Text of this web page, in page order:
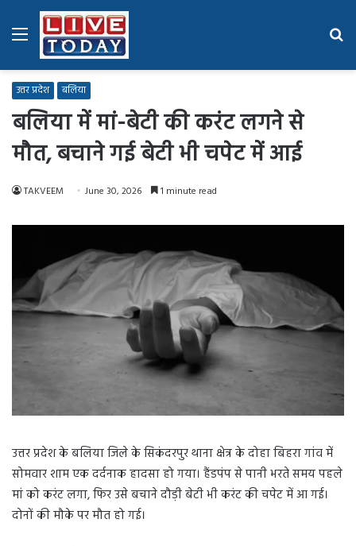
Menu
उत्तर प्रदेश बलिया
बलिया में मां-बेटी की करंट लगने से
मौत, बचाने गई बेटी भी चपेट में आई
TAKVEEM June 30, 2026 1 minute read
उत्तर प्रदेश के बलिया जिले के सिकंदरपुर थाना क्षेत्र के दोहा बिहरा गांव में
सोमवार शाम एक दर्दनाक हादसा हो गया। हैंडपंप से पानी भरते समय पहले
मां को करंट लगा, फिर उसे बचाने दौड़ी बेटी भी करंट की चपेट में आ गई।
दोनों की मौके पर मौत हो गई।